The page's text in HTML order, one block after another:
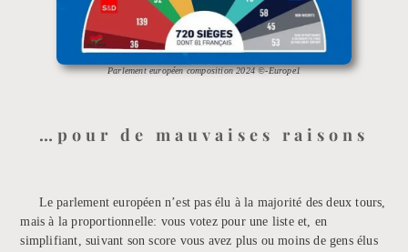
Parlement européen composition 2024 ©-Europe1
…pour de mauvaises raisons
Le parlement européen n’est pas élu à la majorité des deux tours,
mais à la proportionnelle: vous votez pour une liste et, en
simplifiant, suivant son score vous avez plus ou moins de gens élus